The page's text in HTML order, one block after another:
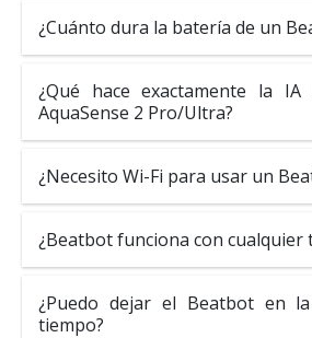
¿Cuánto dura la batería de un
¿Qué hace exactamente la IA
AquaSense 2 Pro/Ultra?
¿Necesito Wi-Fi para usar un
¿Beatbot funciona con cualquier
¿Puedo dejar el Beatbot en
tiempo?